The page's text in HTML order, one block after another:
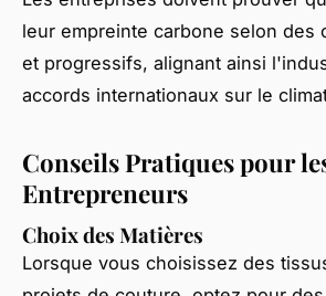
leur empreinte carbone selon des
et progressifs, alignant ainsi
accords internationaux sur le
Conseils Pratiques pour
Entrepreneurs
Choix des Matières
Lorsque vous choisissez des